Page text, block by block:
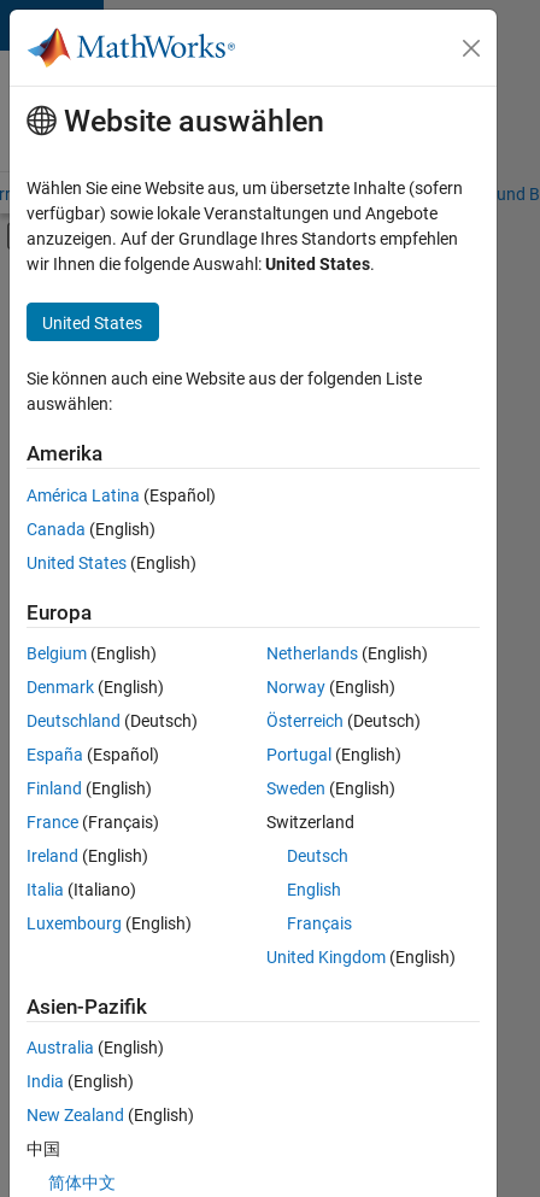
Weiter zum Inhalt
Karriere
bei
MathWorks
– Übersicht Stellensuche Niederlassungen Studierende und
Umschaltung für Off-Canvas-
Hauptinhalt
Infrastructure and Architecture
Product Development
Software Process Engineering
Technical Writing
Web Applications and Services
+4
Derzeit
es
keine
offenen
Stellen,
Ihren
Suchkriterien
entsprechen.
können
die
Suchkriterien
weiter
fassen
oder
alle
Stellenangebote
anzeigen .
noch
keine
offenen
Stellen
können,
die
Website auswählen
Wählen Sie eine Website aus, um übersetzte Inhalte (sofern
verfügbar) sowie lokale Veranstaltungen und Angebote
anzuzeigen. Auf der Grundlage Ihres Standorts empfehlen
wir Ihnen die folgende Auswahl:United States.
United States
Sie können auch eine Website aus der folgenden Liste
auswählen:
Amerika
América Latina (Español)
Canada (English)
United States (English)
Europa
Belgium (English)
Denmark (English)
Deutschland (Deutsch)
España (Español)
Finland (English)
France (Français)
Ireland (English)
Italia (Italiano)
Luxembourg (English)
Netherlands(English)
Norway(English)
Österreich (Deutsch)
Portugal (English)
Sweden (English)
Switzerland
Deutsch
English
Français
United Kingdom(English)
Asien-Pazifik
Australia (English)
India (English)
New Zealand (English)
中国
简体中文